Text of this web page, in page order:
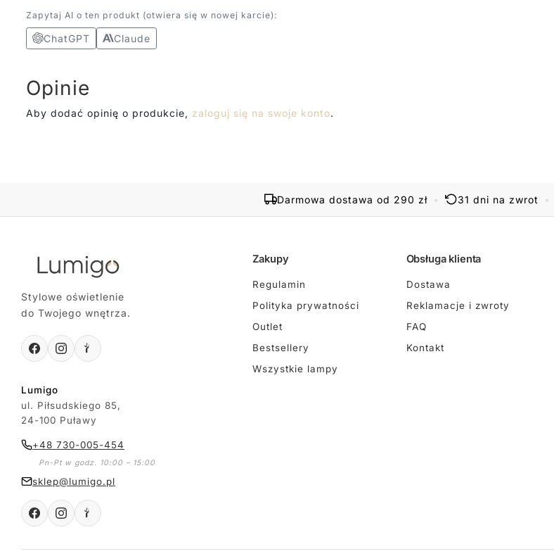
Zapytaj AI o ten produkt (otwiera się w nowej karcie):
ChatGPT Claude
Opinie
Aby dodać opinię o produkcie, zaloguj się na swoje konto.
Darmowa dostawa od 290 zł • 31 dni na zwrot •
Stylowe oświetlenie
do Twojego wnętrza.
Lumigo
ul. Piłsudskiego 85,
24-100 Puławy
+48 730-005-454
Pn-Pt w godz. 10:00 – 15:00
sklep@lumigo.pl
Zakupy
Regulamin
Polityka prywatności
Outlet
Bestsellery
Wszystkie lampy
Obsługa klienta
Dostawa
Reklamacje i zwroty
FAQ
Kontakt